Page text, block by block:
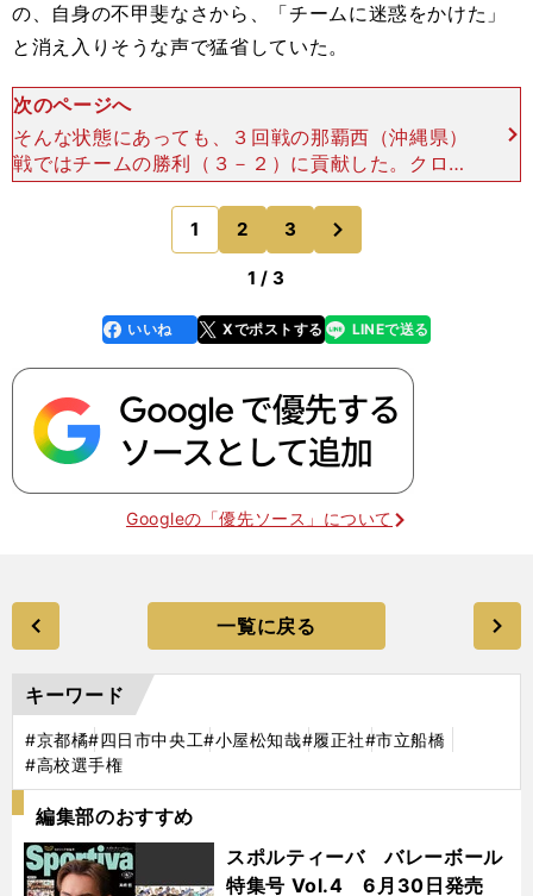
の、自身の不甲斐なさから、「チームに迷惑をかけた」
と消え入りそうな声で猛省していた。
次のページへ
そんな状態にあっても、３回戦の那覇西（沖縄県）
戦ではチームの勝利（３－２）に貢献した。クロス
バーを直撃する強烈なミドルシュートを放つなど、
徐々に大会の雰囲気にフィット。ずっとテーマにし
てきた周りを生か
1 2 3
1 / 3
faceboo
k
いいね Xでポストする
line LINEで送る
Googleの「優先ソース」について
一覧に戻る
キーワード
#京都橘#四日市中央工#小屋松知哉#履正社#市立船橋
#高校選手権
編集部のおすすめ
スポルティーバ バレーボール
特集号 Vol.4 6月30日発売